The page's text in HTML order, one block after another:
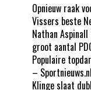
Opnieuw raak
Vissers beste
Nathan
groot aantal
Populaire
– Sportnieuws.nl
Klinge slaat